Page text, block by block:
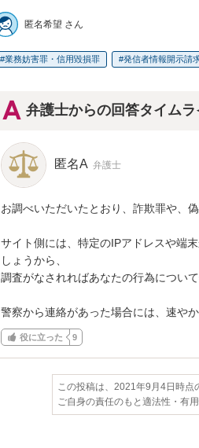
匿名希望 さん
業務妨害罪・信用毀損罪 発信者情報開示請
弁護士からの回答タイムラ
匿名A 弁護士
お調べいただいたとおり、詐欺罪や、
サイト側には、特定のIPアドレスや端
しょうから、
調査がなされればあなたの行為について
警察から連絡があった場合には、速や
役に立った 9
この投稿は、2021年9月4日時点
ご自身の責任のもと適法性・有